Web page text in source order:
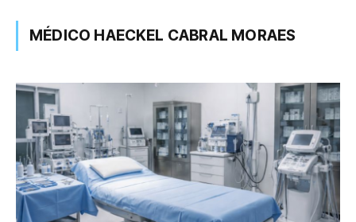
MÉDICO HAECKEL CABRAL MORAES